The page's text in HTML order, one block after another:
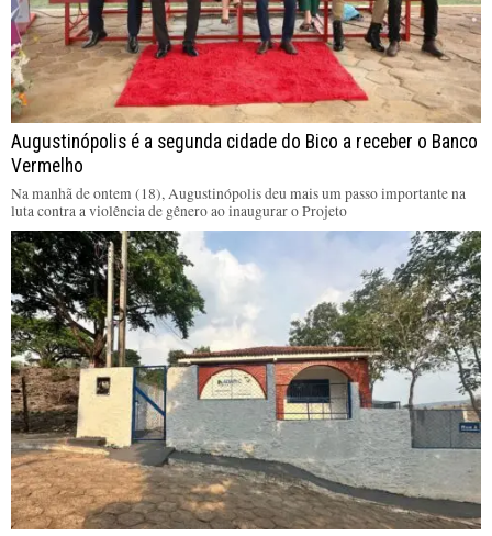
Augustinópolis é a segunda cidade do Bico a receber o Banco
Vermelho
Na manhã de ontem (18), Augustinópolis deu mais um passo importante na
luta contra a violência de gênero ao inaugurar o Projeto